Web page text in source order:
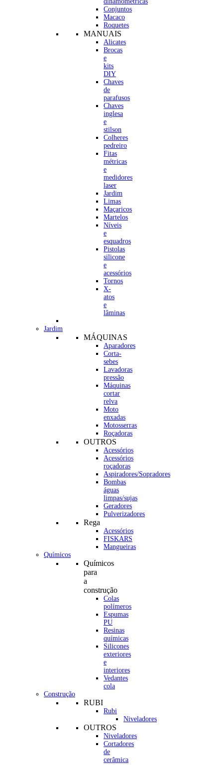
Conjuntos
Macaco
Roquetes
MANUAIS
Alicates
Brocas
e
kits
DIY
Chaves
de
parafusos
Chaves
inglesa
e
stilson
Colheres
pedreiro
Fitas
métricas
e
medidores
laser
Jardim
Limas
Maçaricos
Martelos
Níveis
e
esquadros
Pistolas
silicone
e
acessórios
Tornos
X-
atos
e
lâminas
Jardim
MÁQUINAS
Aparadores
Corta-
sebes
Lavadoras
pressão
Máquinas
cortar
relva
Moto
enxadas
Motosserras
Roçadoras
OUTROS
Acessórios
Acessórios
roçadoras
Aspiradores/Sopradores
Bombas
águas
limpas/sujas
Geradores
Pulverizadores
Rega
Acessórios
FISKARS
Mangueiras
Químicos
Químicos
para
a
construção
Colas
polímeros
Espumas
PU
Resinas
químicas
Silicones
exteriores
e
interiores
Vedantes
cola
Construção
RUBI
Rubi
Niveladores
OUTROS
Niveladores
Cortadores
de
cerâmica